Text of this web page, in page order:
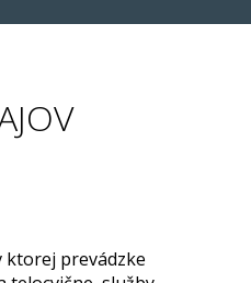
ktorej prevádzke